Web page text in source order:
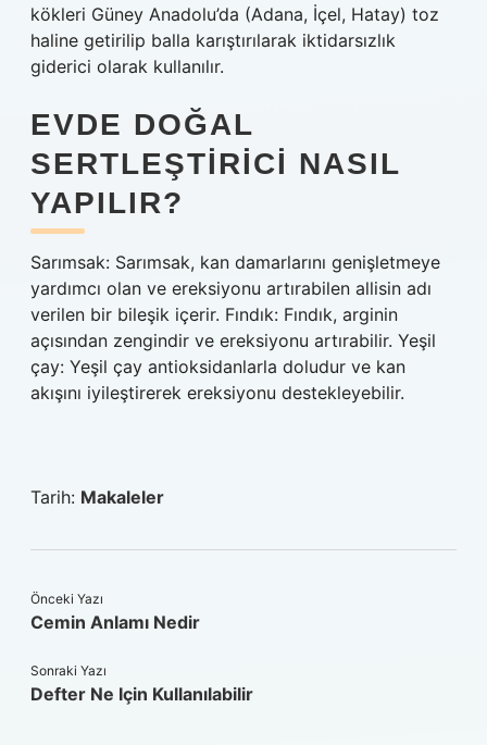
kökleri Güney Anadolu’da (Adana, İçel, Hatay) toz
haline getirilip balla karıştırılarak iktidarsızlık
giderici olarak kullanılır.
EVDE DOĞAL
SERTLEŞTIRICI NASIL
YAPILIR?
Sarımsak: Sarımsak, kan damarlarını genişletmeye
yardımcı olan ve ereksiyonu artırabilen allisin adı
verilen bir bileşik içerir. Fındık: Fındık, arginin
açısından zengindir ve ereksiyonu artırabilir. Yeşil
çay: Yeşil çay antioksidanlarla doludur ve kan
akışını iyileştirerek ereksiyonu destekleyebilir.
Tarih: Makaleler
Önceki Yazı
Cemin Anlamı Nedir
Sonraki Yazı
Defter Ne Için Kullanılabilir